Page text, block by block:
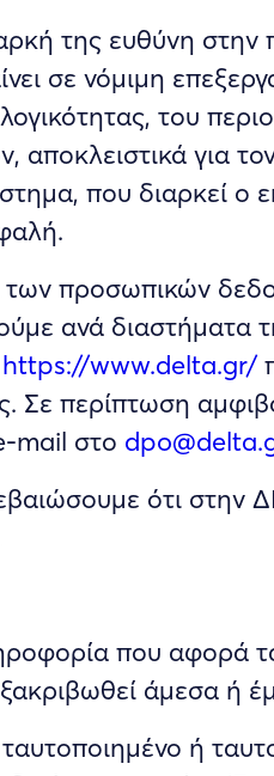
της ευθύνη
σε νόμιμη
του
αποκλειστικά για
που διαρκεί
προσωπικών
ανά
https://www.delta.gr/
Σε περίπτωση
mail στο
ότι στην
που αφορά
άμεσα ή
ή